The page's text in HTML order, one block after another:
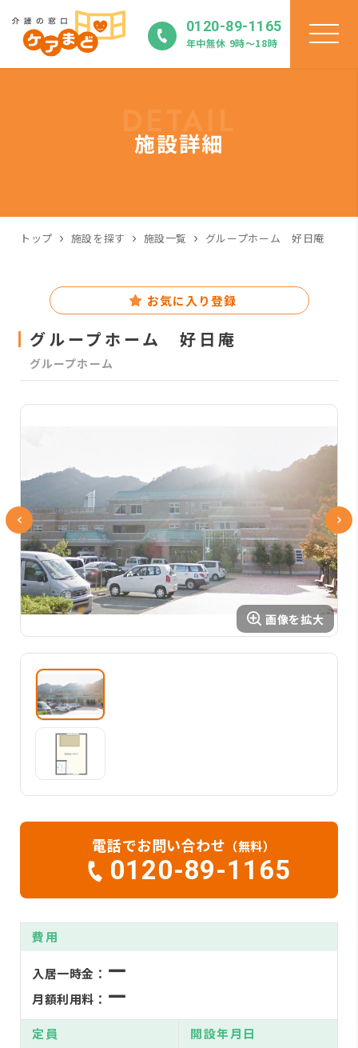
0120-89-1165
年中無休 9時〜18時
施設詳細
トップ 施設を探す 施設一覧 グループホーム 好日庵
お気に入り登録
グループホーム 好日庵
グループホーム
電話でお問い合わせ （無料）
0120-89-1165
費用
入居一時金： ー
月額利用料： ー
定員
開設年月日